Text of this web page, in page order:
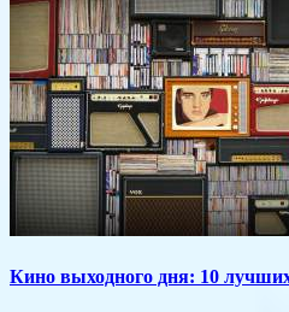
Кино выходного дня: 10